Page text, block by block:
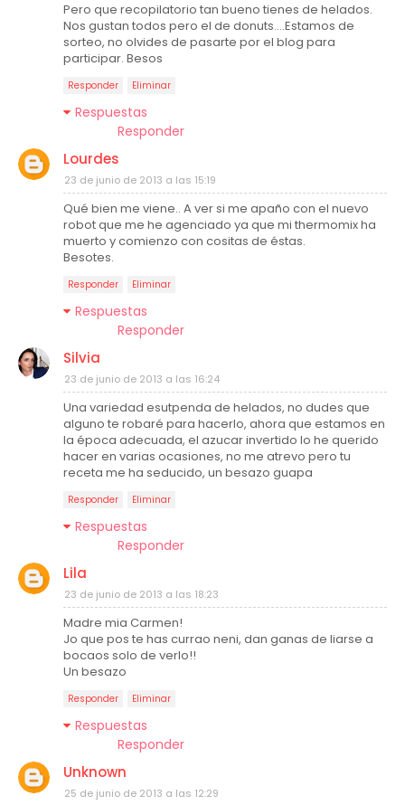
Pero que recopilatorio tan bueno tienes de helados.
Nos gustan todos pero el de donuts....Estamos de
sorteo, no olvides de pasarte por el blog para
participar. Besos
Responder Eliminar
Respuestas
Responder
Lourdes
23 de junio de 2013 a las 15:19
Qué bien me viene.. A ver si me apaño con el nuevo
robot que me he agenciado ya que mi thermomix ha
muerto y comienzo con cositas de éstas.
Besotes.
Responder Eliminar
Respuestas
Responder
Silvia
23 de junio de 2013 a las 16:24
Una variedad esutpenda de helados, no dudes que
alguno te robaré para hacerlo, ahora que estamos en
la época adecuada, el azucar invertido lo he querido
hacer en varias ocasiones, no me atrevo pero tu
receta me ha seducido, un besazo guapa
Responder Eliminar
Respuestas
Responder
Lila
23 de junio de 2013 a las 18:23
Madre mia Carmen!
Jo que pos te has currao neni, dan ganas de liarse a
bocaos solo de verlo!!
Un besazo
Responder Eliminar
Respuestas
Responder
Unknown
25 de junio de 2013 a las 12:29